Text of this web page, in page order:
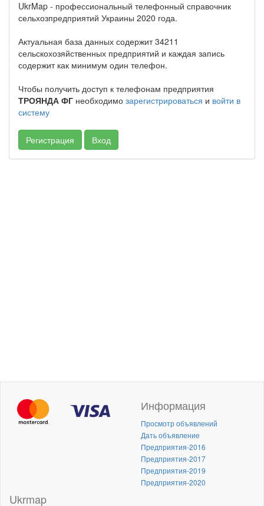
UkrMap - профессиональный телефонный справочник
сельхозпредприятий Украины 2020 года.
Актуальная база данных содержит 34211
сельскохозяйственных предприятий и каждая запись
содержит как минимум один телефон.
Чтобы получить доступ к телефонам предприятия
ТРОЯНДА ФГ необходимо зарегистрироваться и войти в
систему
Регистрация Вход
Информация
Просмотр объявлений
Дать объявление
Предприятия-2016
Предприятия-2017
Предприятия-2019
Предприятия-2020
Ukrmap